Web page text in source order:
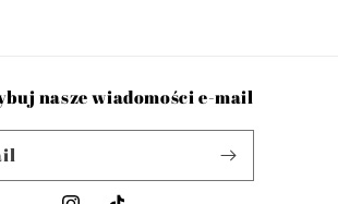
nasze wiadomości e-mail